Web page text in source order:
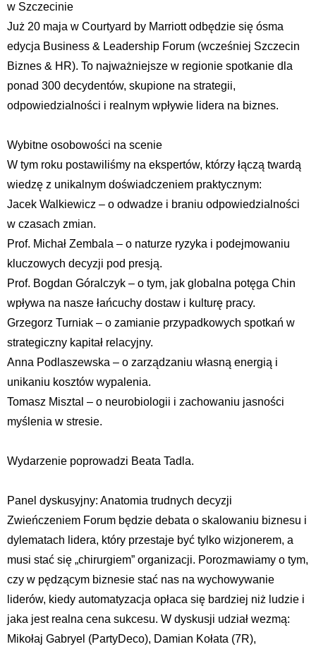
w Szczecinie
Już 20 maja w Courtyard by Marriott odbędzie się ósma
edycja Business & Leadership Forum (wcześniej Szczecin
Biznes & HR). To najważniejsze w regionie spotkanie dla
ponad 300 decydentów, skupione na strategii,
odpowiedzialności i realnym wpływie lidera na biznes.
Wybitne osobowości na scenie
W tym roku postawiliśmy na ekspertów, którzy łączą twardą
wiedzę z unikalnym doświadczeniem praktycznym:
Jacek Walkiewicz – o odwadze i braniu odpowiedzialności
w czasach zmian.
Prof. Michał Zembala – o naturze ryzyka i podejmowaniu
kluczowych decyzji pod presją.
Prof. Bogdan Góralczyk – o tym, jak globalna potęga Chin
wpływa na nasze łańcuchy dostaw i kulturę pracy.
Grzegorz Turniak – o zamianie przypadkowych spotkań w
strategiczny kapitał relacyjny.
Anna Podlaszewska – o zarządzaniu własną energią i
unikaniu kosztów wypalenia.
Tomasz Misztal – o neurobiologii i zachowaniu jasności
myślenia w stresie.
Wydarzenie poprowadzi Beata Tadla.
Panel dyskusyjny: Anatomia trudnych decyzji
Zwieńczeniem Forum będzie debata o skalowaniu biznesu i
dylematach lidera, który przestaje być tylko wizjonerem, a
musi stać się „chirurgiem” organizacji. Porozmawiamy o tym,
czy w pędzącym biznesie stać nas na wychowywanie
liderów, kiedy automatyzacja opłaca się bardziej niż ludzie i
jaka jest realna cena sukcesu. W dyskusji udział wezmą:
Mikołaj Gabryel (PartyDeco), Damian Kołata (7R),